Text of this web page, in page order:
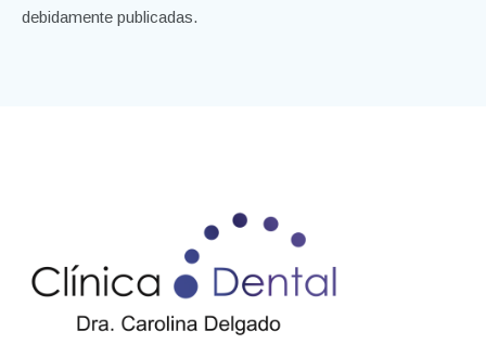
debidamente publicadas.